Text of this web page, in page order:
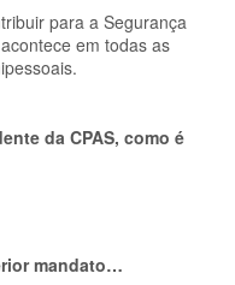
para a Segurança
em todas as
da CPAS, como é
mandato…